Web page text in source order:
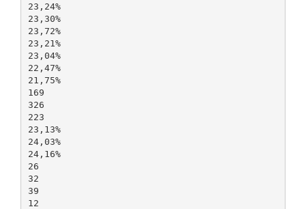
23,24%
23,30%
23,72%
23,21%
23,04%
22,47%
21,75%
169
326
223
23,13%
24,03%
24,16%
26
32
39
12